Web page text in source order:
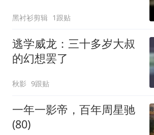
黑衬衫剪辑 1跟贴
逃学威龙：三十多岁大叔
的幻想罢了
秋影 9跟贴
一年一影帝，百年周星驰
(80)